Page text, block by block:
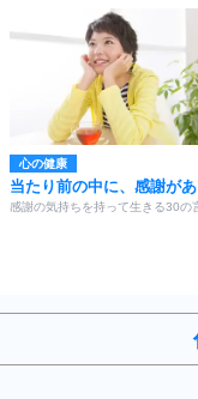
心の健康
当たり前の中に、感謝があ
感謝の気持ちを持って生きる30の